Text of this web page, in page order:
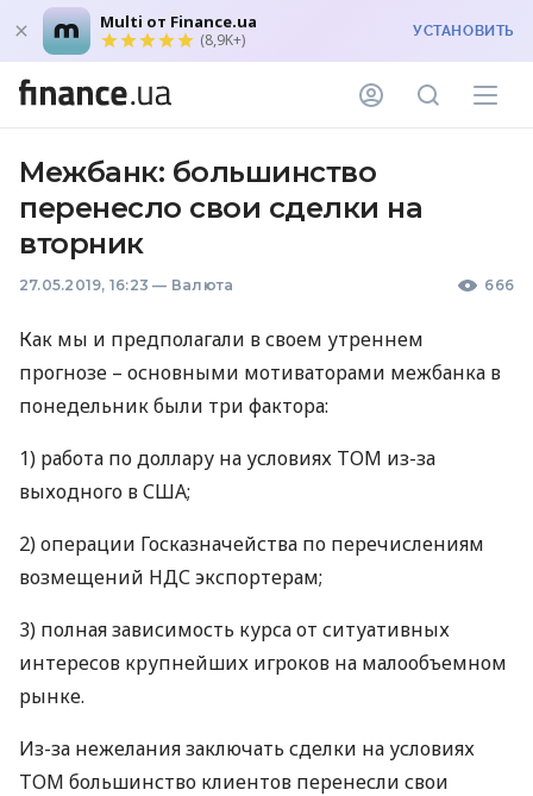
Multi от Finance.ua
(8,9K+) УСТАНОВИТЬ
Межбанк: большинство
перенесло свои сделки на
вторник
27.05.2019, 16:23 — Валюта 666
Как мы и предполагали в своем утреннем
прогнозе – основными мотиваторами межбанка в
понедельник были три фактора:
1) работа по доллару на условиях ТОМ из-за
выходного вСША;
2) операции Госказначейства по перечислениям
возмещений НДСэкспортерам;
3) полная зависимость курса от ситуативных
интересов крупнейших игроков на малообъемном
рынке.
Из-за нежелания заключать сделки на условиях
ТОМ большинство клиентов перенесли свои